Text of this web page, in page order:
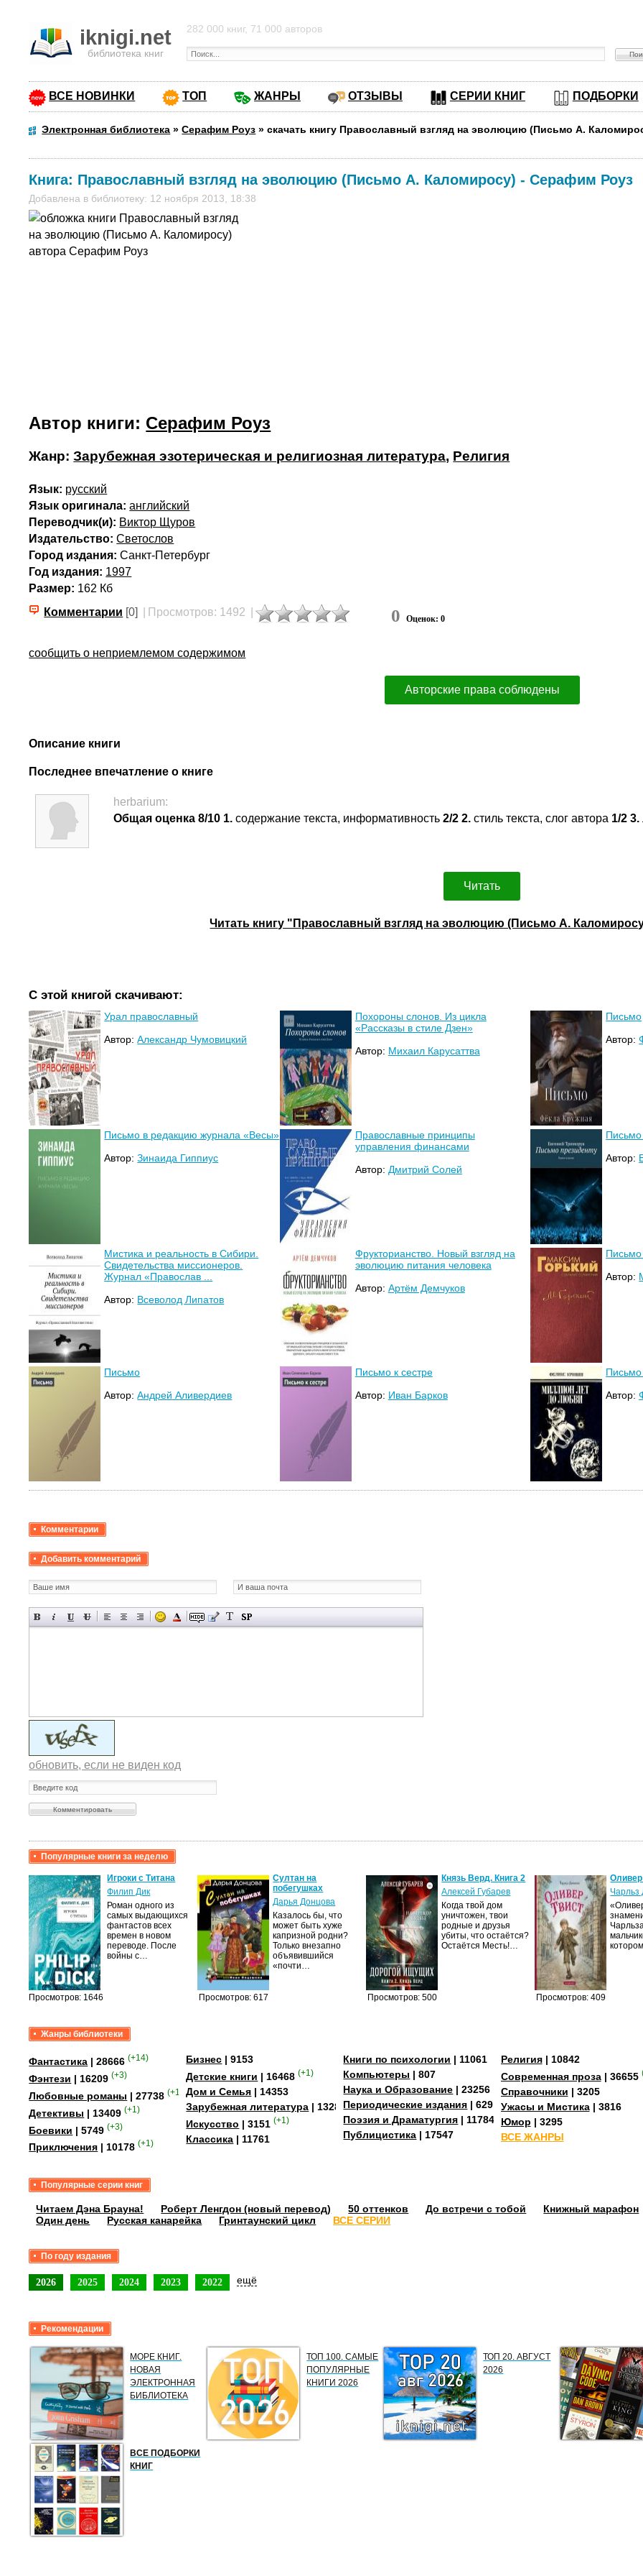
iknigi.net
библиотека книг
282 000 книг, 71 000 авторов
ВСЕ НОВИНКИ ТОП ЖАНРЫ ОТЗЫВЫ СЕРИИ КНИГ ПОДБОРКИ
Электронная библиотека »Серафим Роуз »скачать книгу Православный взгляд на эволюцию (Письмо А.
Книга: Православный взгляд на эволюцию (Письмо А. Каломиросу) -Серафим Роуз
Добавлена в библиотеку: 12 ноября 2013, 18:38
Автор книги: Серафим Роуз
Жанр:Зарубежная эзотерическая и религиозная литература, Религия
Язык: русский
Язык оригинала: английский
Переводчик(и): Виктор Щуров
Издательство: Светослов
Город издания: Санкт-Петербург
Год издания: 1997
Размер: 162 Кб
Комментарии [0] Просмотров: 1492 0 Оценок: 0
сообщить о неприемлемом содержимом
Авторские права соблюдены
Описание книги
Последнее впечатление о книге
herbarium:
Общая оценка 8/10 1. содержание текста, информативность2/2 2. стиль текста, слог автора 1/2 3.
Читать
Читать книгу "Православный взгляд на эволюцию (Письмо А.
С этой книгой скачивают:
Урал православный
Автор:Александр Чумовицкий
Похороны слонов. Из цикла
«Рассказы в стиле Дзен»
Автор: Михаил Карусаттва
Письмо
Автор:
Письмо в редакцию журнала «Весы»
Автор:Зинаида Гиппиус
Православные принципы
управления финансами
Автор: Дмитрий Солей
Письмо
Автор:
Мистика и реальность в Сибири.
Свидетельства миссионеров.
Журнал «Православ ...
Автор: Всеволод Липатов
Фрукторианство. Новый взгляд на
эволюцию питания человека
Автор: Артём Демчуков
Письмо
Автор:
Письмо
Автор:Андрей Аливердиев
Письмо к сестре
Автор: Иван Барков
Автор:
Комментарии
Добавить комментарий
обновить, если не виден код
Популярные книги за неделю
Просмотров: 1646
Игроки с Титана
Филип Дик
Роман одного из
самых выдающихся
фантастов всех
времен в новом
переводе. После
войны с…
Просмотров: 617
Султан на
побегушках
Дарья Донцова
Казалось бы, что
может быть хуже
капризной родни?
Только внезапно
объявившийся
«почти…
Просмотров: 500
Князь Верд. Книга 2
Алексей Губарев
Когда твой дом
уничтожен, твои
родные и друзья
убиты, что остаётся?
Остаётся Месть!…
Просмотров: 409
Оливер
Чарльз
Жанры библиотеки
Фантастика | 28666 (+14)
Фэнтези | 16209 (+3)
Любовные романы | 27738 (+15)
Детективы | 13409 (+1)
Боевики | 5749 (+3)
Приключения | 10178 (+1)
Бизнес | 9153
Детские книги | 16468 (+1)
Дом и Семья | 14353
Зарубежная литература | 13287
Искусство | 3151 (+1)
Классика | 11761
Книги по психологии | 11061
Компьютеры | 807
Наука и Образование | 23256
Периодические издания | 629
Поэзия и Драматургия | 11784
Публицистика | 17547
Религия| 10842
Современная проза| 36655
Справочники | 3205
Ужасы и Мистика| 3816
Юмор | 3295
ВСЕ ЖАНРЫ
Популярные серии книг
Читаем Дэна Брауна! Роберт Ленгдон (новый перевод) 50 оттенков До встречи с тобой
Книжный марафон
Один день
Русская канарейка Гринтаунский цикл ВСЕ СЕРИИ
По году издания
2026 2025 2024 2023 2022 ещё
Рекомендации
МОРЕ КНИГ.
НОВАЯ
ЭЛЕКТРОННАЯ
БИБЛИОТЕКА
ТОП 100. САМЫЕ
ПОПУЛЯРНЫЕ
КНИГИ 2026
ТОП 20. АВГУСТ
2026
ВСЕ ПОДБОРКИ
КНИГ